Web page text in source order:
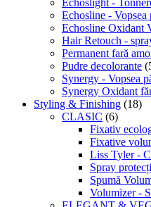
Echoslight -
Echosline - Vopsea
Echosline Oxidant
Hair Retouch -
Permanent fară
Pudre decolorante
Synergy - Vopsea
Synergy Oxidant
Styling & Finishing (18)
CLASIC (6)
Fixativ
Fixative
Liss Tyler -
Spray
Spumă
Volumizer -